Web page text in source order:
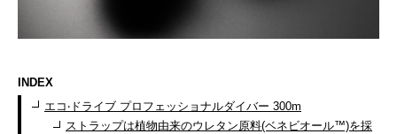
INDEX
エコ‧ドライブ プロフェッショナルダイバー 300m
ストラップは植物由来のウレタン原料(ベネビオール™)を採